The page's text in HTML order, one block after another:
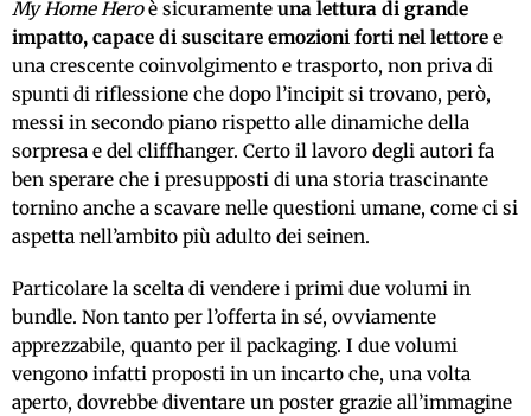
My Home Heroè sicuramente una lettura di grande
impatto, capace di suscitare emozioni forti nel lettore e
una crescente coinvolgimento e trasporto, non priva di
spunti di riflessione che dopo l’incipit si trovano, però,
messi in secondo piano rispetto alle dinamiche della
sorpresa e del cliffhanger. Certo il lavoro degli autori fa
ben sperare che i presupposti di una storia trascinante
tornino anche a scavare nelle questioni umane, come ci si
aspetta nell’ambito più adulto dei seinen.
Particolare la scelta di vendere i primi due volumi in
bundle. Non tanto per l’offerta in sé, ovviamente
apprezzabile, quanto per il packaging. I due volumi
vengono infatti proposti in un incarto che, una volta
aperto, dovrebbe diventare un poster grazie all’immagine